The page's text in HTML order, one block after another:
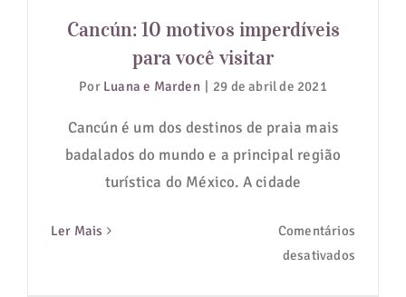
Notícias
Cancún: 10 motivos imperdíveis
para você visitar
Por Luana e Marden | 29 de abril de 2021
Cancún é um dos destinos de praia mais
badalados do mundo e a principal região
turística do México. A cidade
Ler Mais
Comentários
desativados